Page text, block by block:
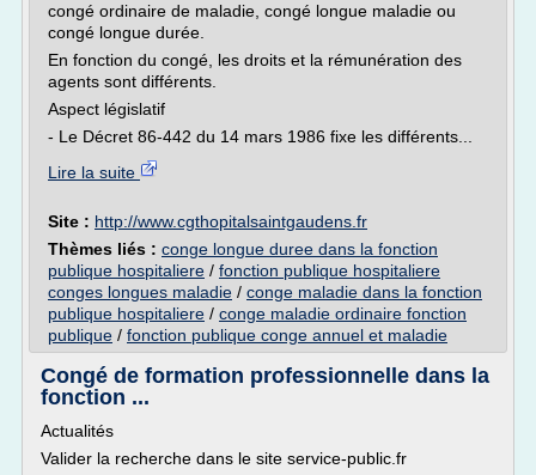
congé ordinaire de maladie, congé longue maladie ou
congé longue durée.
En fonction du congé, les droits et la rémunération des
agents sont différents.
Aspect législatif
- Le Décret 86-442 du 14 mars 1986 fixe les différents...
Lire la suite
Site : http://www.cgthopitalsaintgaudens.fr
Thèmes liés : conge longue duree dans la fonction
publique hospitaliere / fonction publique hospitaliere
conges longues maladie / conge maladie dans la fonction
publique hospitaliere / conge maladie ordinaire fonction
publique / fonction publique conge annuel et maladie
Congé de formation professionnelle dans la
fonction ...
Actualités
Valider la recherche dans le site service-public.fr